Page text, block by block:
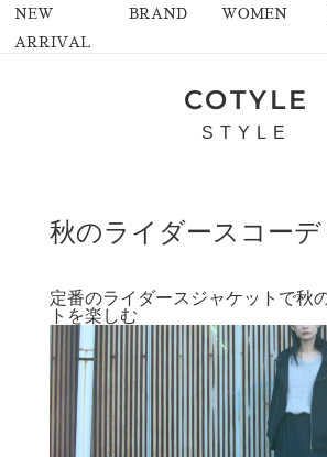
NEW
ARRIVAL
BRAND WOMEN
COTYLE
STYLE
秋のライダースコーデ
定番のライダースジャケットで秋
トを楽しむ